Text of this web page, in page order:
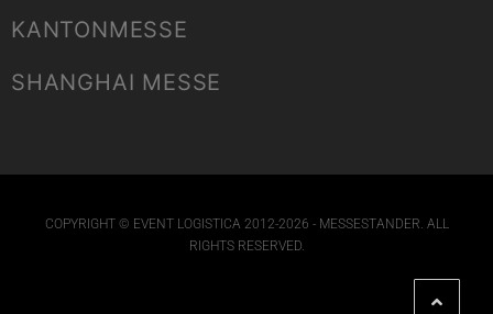
KANTONMESSE
SHANGHAI MESSE
COPYRIGHT © EVENT LOGISTICA 2012-2026 - MESSESTANDER. ALL
RIGHTS RESERVED.